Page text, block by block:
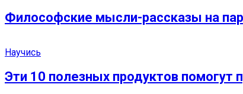
Философские мысли-рассказы на
Научись
Эти 10 полезных продуктов помогут